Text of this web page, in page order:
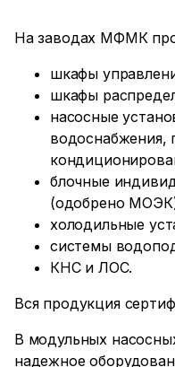
На заводах МФМК
шкафы
шкафы
насосные
водоснабжения,
блочные
(одобрено
холодильные
системы
КНС и ЛОС.
Вся продукция
В модульных
надежное